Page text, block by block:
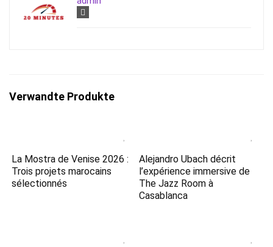
Verwandte Produkte
La Mostra de Venise 2026 :
Trois projets marocains
sélectionnés
Alejandro Ubach décrit
l’expérience immersive de
The Jazz Room à
Casablanca